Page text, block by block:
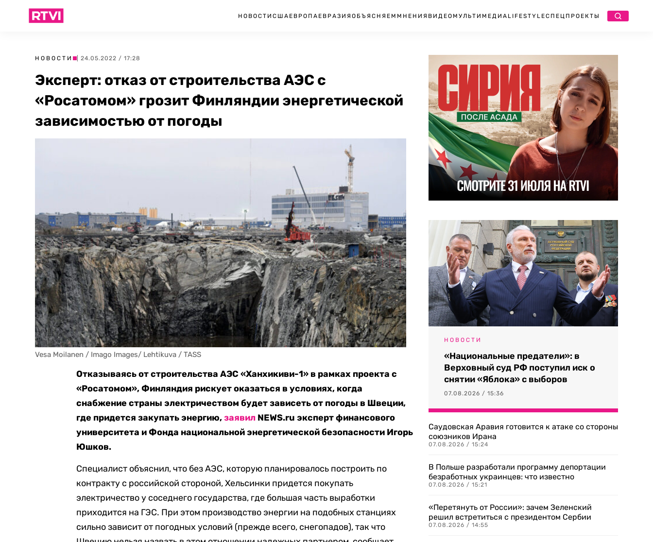
НОВОСТИ США ЕВРОПА ЕВРАЗИЯ ОБЪЯСНЯЕМ МНЕНИЯ ВИДЕО МУЛЬТИМЕДИА LIFESTYLEСПЕЦПРОЕКТЫ
НОВОСТИ | 24.05.2022 / 17:28
Эксперт: отказ от строительства АЭС с
«Росатомом» грозит Финляндии энергетической
зависимостью от погоды
Vesa Moilanen / Imago Images/ Lehtikuva / TASS
Отказываясь от строительства АЭС «Ханхикиви-1» в рамках проекта с
«Росатомом», Финляндия рискует оказаться в условиях, когда
снабжение страны электричеством будет зависеть от погоды в Швеции,
где придется закупать энергию,заявил NEWS.ru эксперт финансового
университета и Фонда национальной энергетической безопасности Игорь
Юшков.
Специалист объяснил, что без АЭС, которую планировалось построить по
контракту с российской стороной, Хельсинки придется покупать
электричество у соседнего государства, где большая часть выработки
приходится на ГЭС. При этом производство энергии на подобных станциях
сильно зависит от погодных условий (прежде всего, снегопадов), так что
НОВОСТИ
«Национальные предатели»: в
Верховный суд РФ поступил иск о
снятии «Яблока» с выборов
07.08.2026 / 15:36
Саудовская Аравия готовится к атаке со стороны
союзников Ирана
07.08.2026 / 15:24
В Польше разработали программу депортации
безработных украинцев: что известно
07.08.2026 / 15:21
«Перетянуть от России»: зачем Зеленский
решил встретиться с президентом Сербии
07.08.2026 / 14:55